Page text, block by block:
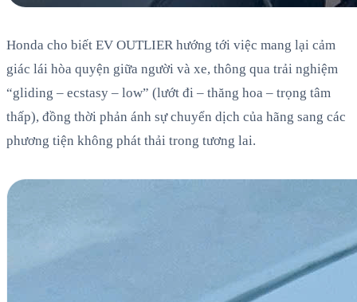
Honda cho biết EV OUTLIER hướng tới việc mang lại cảm
giác lái hòa quyện giữa người và xe, thông qua trải nghiệm
“gliding – ecstasy – low” (lướt đi – thăng hoa – trọng tâm
thấp), đồng thời phản ánh sự chuyển dịch của hãng sang các
phương tiện không phát thải trong tương lai.